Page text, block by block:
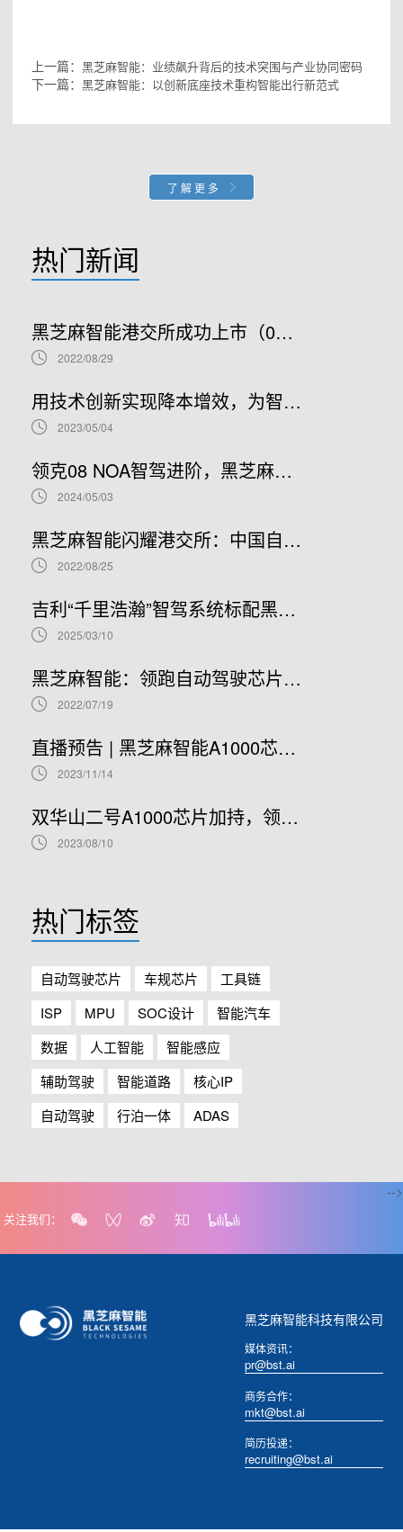
上一篇： 黑芝麻智能：业绩飙升背后的技术突围与产业协同密码
下一篇： 黑芝麻智能：以创新底座技术重构智能出行新范式
了解更多
热门新闻
黑芝麻智能港交所成功上市（02533.HK）：车规级SoC领军者加速全球布局
2022/08/29
用技术创新实现降本增效，为智能汽车产业发展贡献“芯”力量
2023/05/04
领克08 NOA智驾进阶，黑芝麻智能携手吉利推进NOA普及
2024/05/03
黑芝麻智能闪耀港交所：中国自动驾驶芯片龙头上市新篇章，股票代码02533.HK引领未来
2022/08/25
吉利“千里浩瀚”智驾系统标配黑芝麻智能华山A1000芯片，加速智驾平权时代到来
2025/03/10
黑芝麻智能：领跑自动驾驶芯片赛道，开启港股IPO新篇章
2022/07/19
直播预告 | 黑芝麻智能A1000芯片基础软件开发在线研讨会
2023/11/14
双华山二号A1000芯片加持，领克08正式开售！
2023/08/10
热门标签
自动驾驶芯片 车规芯片
工具链
ISP
MPU SOC设计
智能汽车
数据
人工智能
智能感应
辅助驾驶
智能道路
核心IP
自动驾驶
行泊一体 ADAS
关注我们：
-->
黑芝麻智能科技有限公司
媒体资讯：
pr@bst.ai
商务合作：
mkt@bst.ai
简历投递：
recruiting@bst.ai